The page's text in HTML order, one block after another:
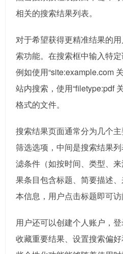
相关的搜索结果列表。
对于希望获得更精准结果的
索功能。在搜索框中输入特
例如使用“site:example.com
站内搜索，使用“filetype:pdf
格式的文件。
搜索结果页面通常分为几个
筛选选项，中间是搜索结果
滤条件（如按时间、类型、
果条目包含标题、简要描述
本信息，用户点击标题即可访
用户还可以创建个人账户，登
收藏重要结果、设置搜索偏